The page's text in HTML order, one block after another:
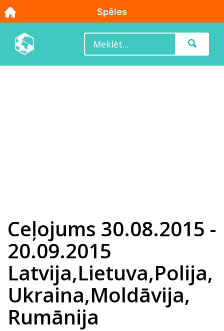
Ceļojums 30.08.2015 -
20.09.2015
Latvija,Lietuva,Polija,
Ukraina,Moldāvija,
Rumānija